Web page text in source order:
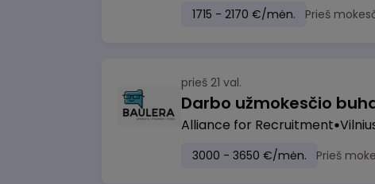
1715 - 2170 €/mėn. Prieš
prieš 21 val.
Darbo užmokesčio
Alliance for Recruitment
3000 - 3650 €/mėn. Prieš